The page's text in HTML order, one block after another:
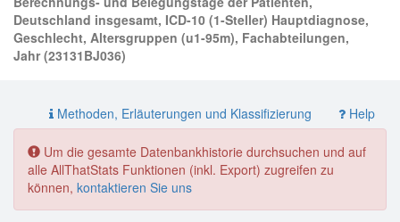
Deutschland insgesamt, ICD-10 (1-Steller) Hauptdiagnose,
Geschlecht, Altersgruppen (u1-95m), Fachabteilungen,
Jahr (23131BJ036)
Methoden, Erläuterungen und Klassifizierung Help
Um die gesamte Datenbankhistorie durchsuchen und auf
alle AllThatStats Funktionen (inkl. Export) zugreifen zu
können, kontaktieren Sie uns